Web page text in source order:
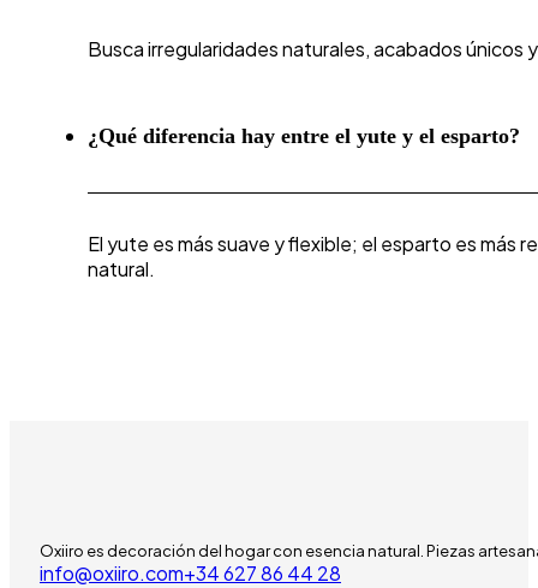
Busca irregularidades naturales, acabados
¿Qué diferencia hay entre el yute y el esparto?
El yute es más suave y flexible; el esparto es más
natural.
Oxiiro es decoración del hogar con esencia natural. Piezas
info@oxiiro.com‪+34 627 86 44 28‬